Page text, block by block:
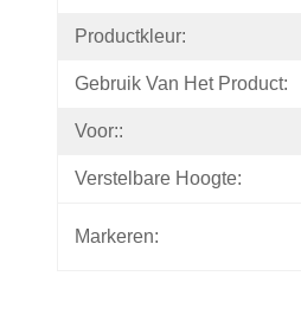
Productkleur:
Gebruik Van Het Product:
Voor::
Verstelbare Hoogte:
Markeren: